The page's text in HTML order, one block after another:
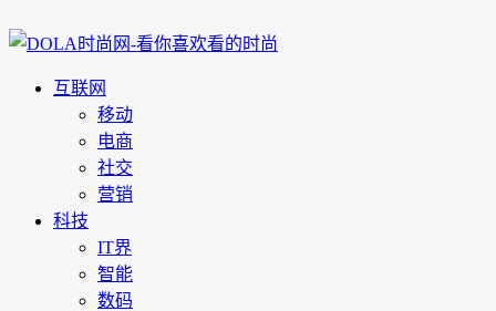
互联网
移动
电商
社交
营销
科技
IT界
智能
数码